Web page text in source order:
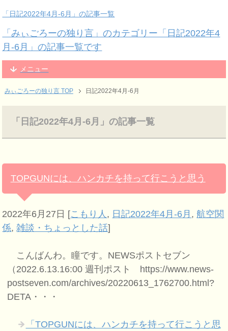
「日記2022年4月-6月」の記事一覧
「みぃごろーの独り言」のカテゴリー「日記2022年4
月-6月」の記事一覧です
メニュー
みぃごろーの独り言 TOP 日記2022年4月-6月
「日記2022年4月-6月」の記事一覧
TOPGUNには、ハンカチを持って行こうと思う
2022年6月27日 [こもり人 , 日記2022年4月-6月 ,航空関
係,雑談・ちょっとした話]
こんばんわ。瞳です。NEWSポストセブン
（2022.6.13.16:00 週刊ポスト https://www.news-
postseven.com/archives/20220613_1762700.html?
DETA・・・
「TOPGUNには、ハンカチを持って行こうと思